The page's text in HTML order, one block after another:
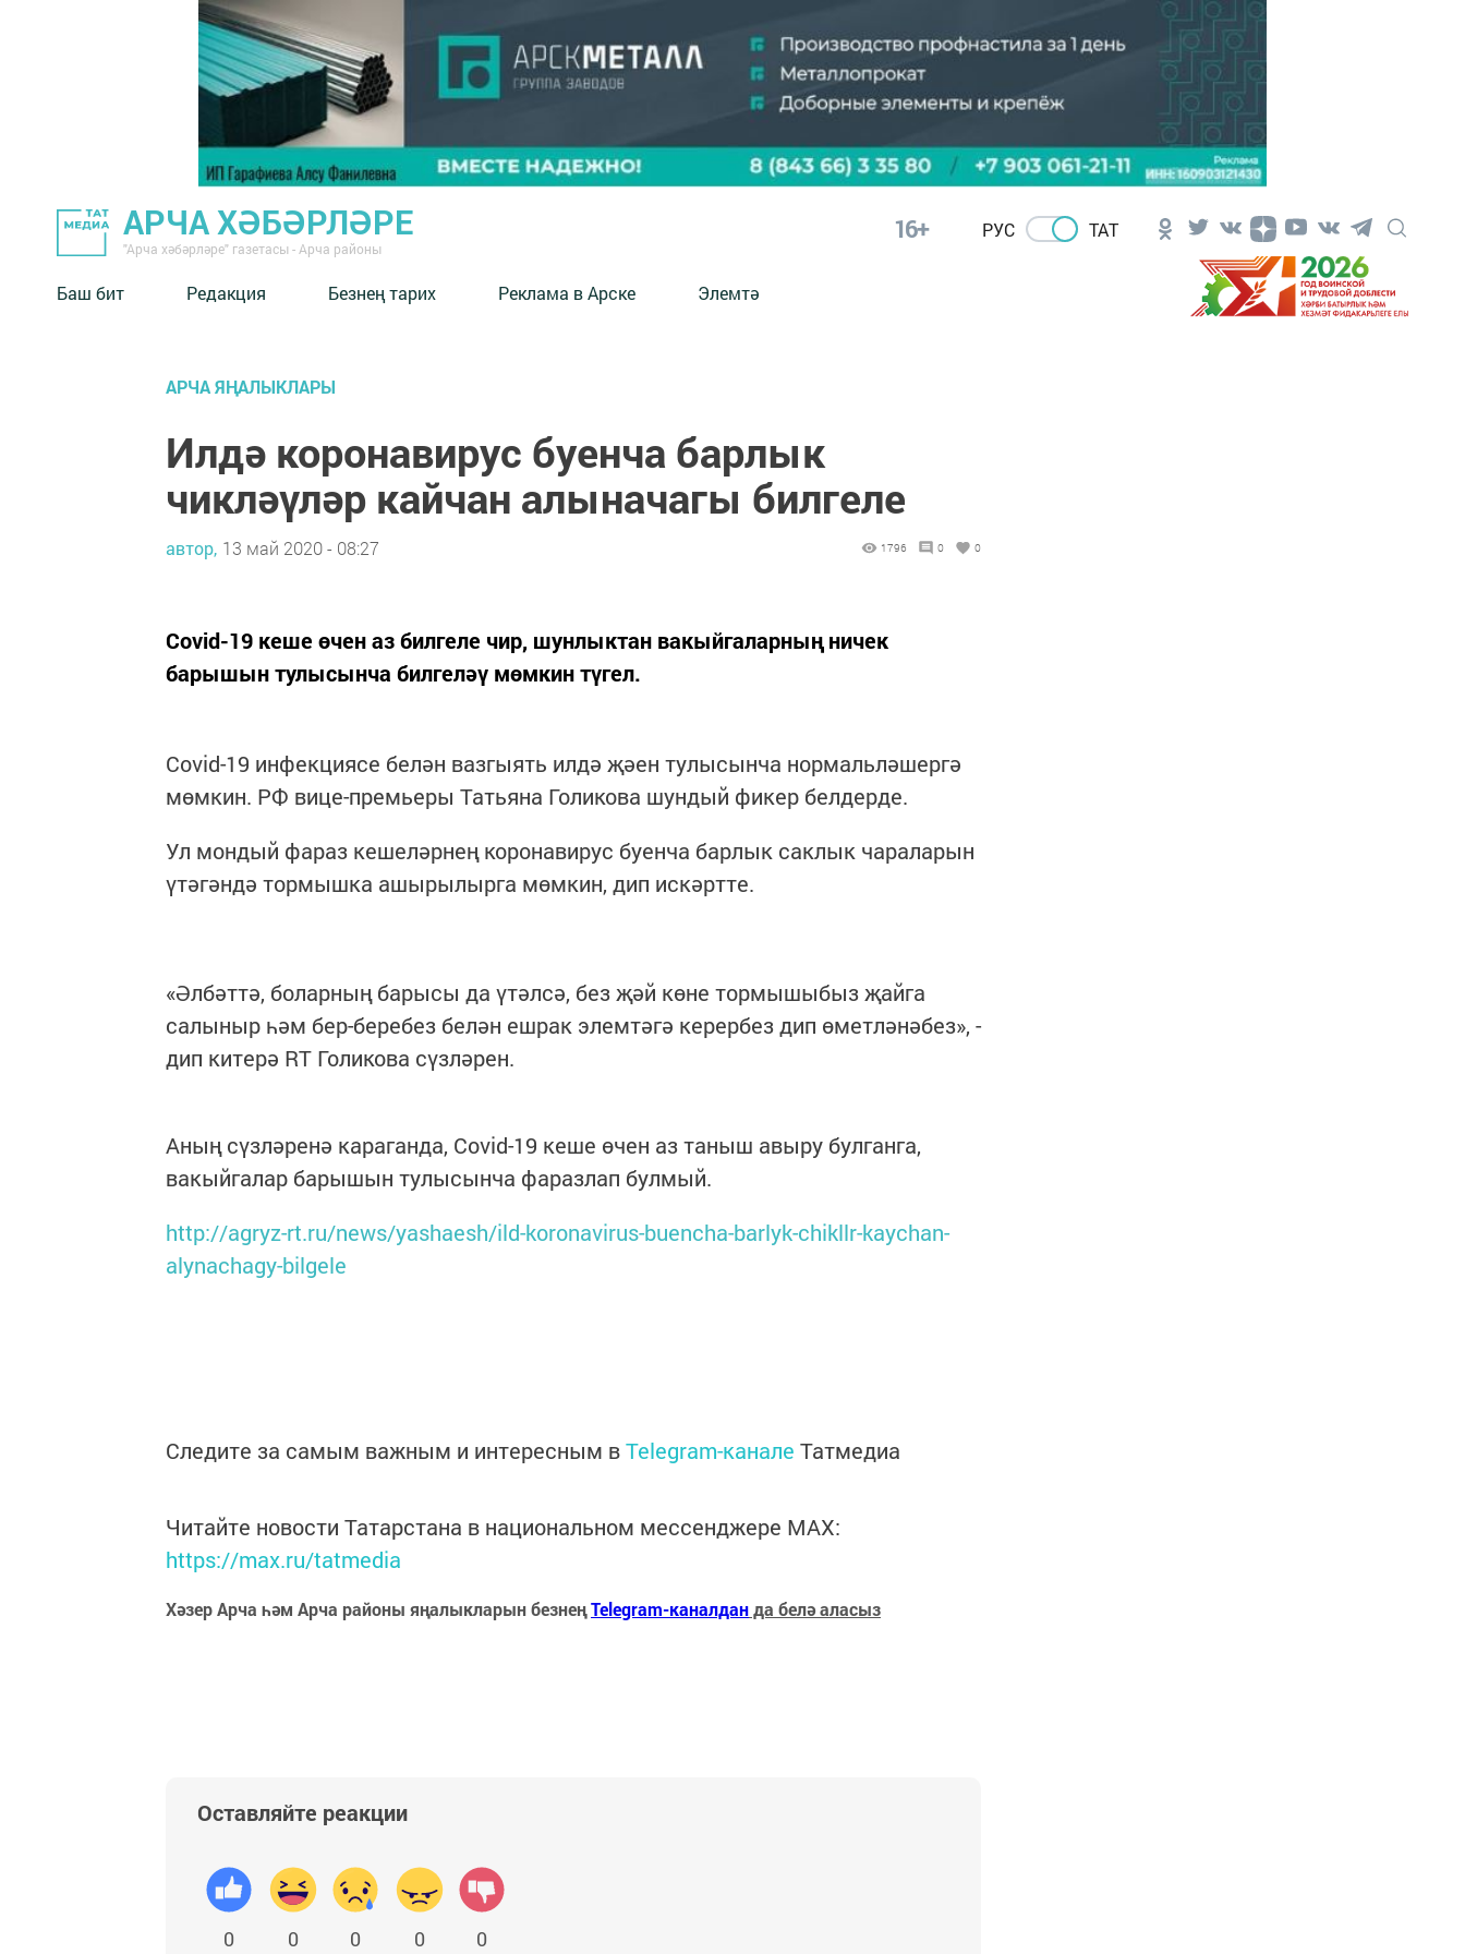
АРЧА ХӘБӘРЛӘРЕ
"Арча хәбәрләре" газетасы - Арча районы
16+ РУС ТАТ
Баш бит Редакция Безнең тарих Реклама в Арске Элемтә
АРЧА ЯҢАЛЫКЛАРЫ
Илдә коронавирус буенча барлык
чикләүләр кайчан алыначагы билгеле
автор, 13 май 2020 - 08:27 1796 0 0
Covid-19 кеше өчен аз билгеле чир, шунлыктан вакыйгаларның ничек
барышын тулысынча билгеләү мөмкин түгел.
Covid-19 инфекциясе белән вазгыять илдә җәен тулысынча нормальләшергә
мөмкин. РФ вице-премьеры Татьяна Голикова шундый фикер белдерде.
Ул мондый фараз кешеләрнең коронавирус буенча барлык саклык чараларын
үтәгәндә тормышка ашырылырга мөмкин, дип искәртте.
«Әлбәттә, боларның барысы да үтәлсә, без җәй көне тормышыбыз җайга
салыныр һәм бер-беребез белән ешрак элемтәгә керербез дип өметләнәбез», -
дип китерә RT Голикова сүзләрен.
Аның сүзләренә караганда, Covid-19 кеше өчен аз таныш авыру булганга,
вакыйгалар барышын тулысынча фаразлап булмый.
http://agryz-rt.ru/news/yashaesh/ild-koronavirus-buencha-barlyk-chikllr-kaychan-
alynachagy-bilgele
Следите за самым важным и интересным вTelegram-канале Татмедиа
Читайте новости Татарстана в национальном мессенджере MАХ:
https://max.ru/tatmedia
Хәзер Арча һәм Арча районы яңалыкларын безнеңTelegram-каналданда белә аласыз
Оставляйте реакции
0 0 0 0 0